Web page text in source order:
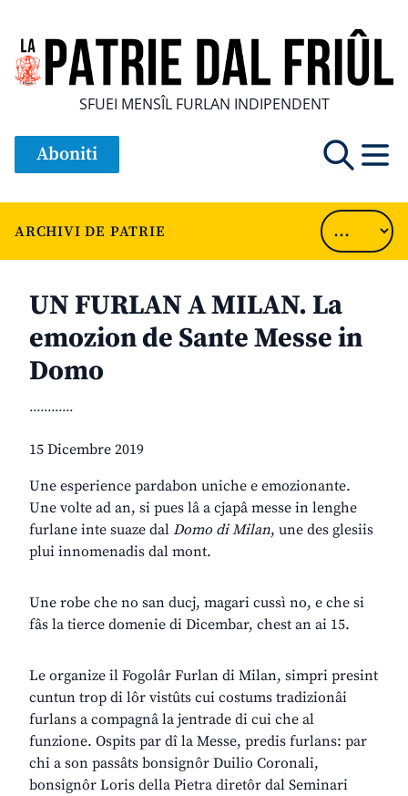
SFUEI MENSÎL FURLAN INDIPENDENT
Aboniti
ARCHIVI DE PATRIE
UN FURLAN A MILAN. La
emozion de Sante Messe in
Domo
............
15 Dicembre 2019
Une esperience pardabon uniche e emozionante.
Une volte ad an, si pues lâ a cjapâ messe in lenghe
furlane inte suaze dal Domo di Milan, une des glesiis
plui innomenadis dal mont.
Une robe che no san ducj, magari cussì no, e che si
fâs la tierce domenie di Dicembar, chest an ai 15.
Le organize il Fogolâr Furlan di Milan, simpri presint
cuntun trop di lôr vistûts cui costums tradizionâi
furlans a compagnâ la jentrade di cui che al
funzione. Ospits par dî la Messe, predis furlans: par
chi a son passâts bonsignôr Duilio Coronali,
bonsignôr Loris della Pietra diretôr dal Seminari